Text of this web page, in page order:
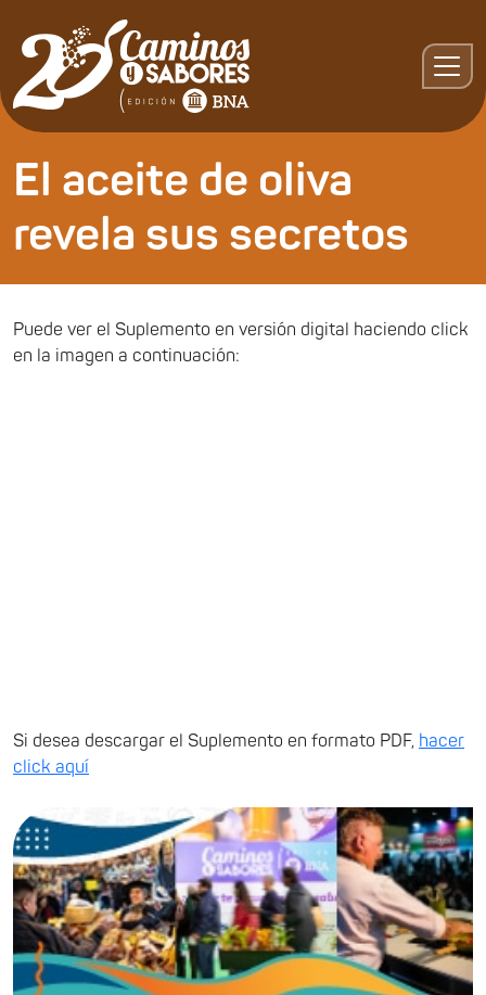
El aceite de oliva
revela sus secretos
Puede ver el Suplemento en versión digital haciendo click
en la imagen a continuación:
Si desea descargar el Suplemento en formato PDF, hacer
click aquí